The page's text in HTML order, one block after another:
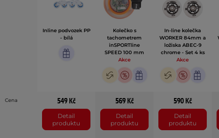
Inline podvozek PP
- bílá
Kolečko s
tachometrem
inSPORTline
SPEED 100 mm
Akce
In-line kolečka
WORKER 84mm a
ložiska ABEC-9
chrome - Set 4 ks
Akce
Cena 549 Kč
Detail
produktu
569 Kč
Detail
produktu
590 Kč
Detail
produktu